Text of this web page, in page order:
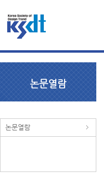
논문열람
논문열람